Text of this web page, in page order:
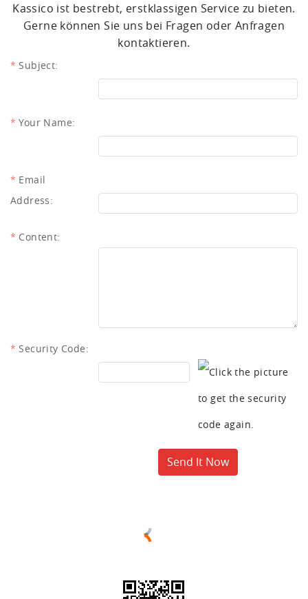
Kassico ist bestrebt, erstklassigen Service zu bieten.
Gerne können Sie uns bei Fragen oder Anfragen
kontaktieren.
Subject:
Your Name:
Email
Address:
Content:
Security Code:
Send It Now